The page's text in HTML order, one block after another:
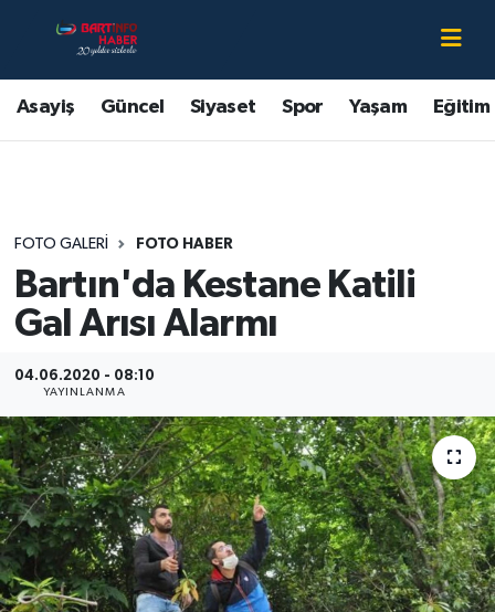
Asayiş Güncel Siyaset Spor Yaşam Eğitim
FOTO GALERI FOTO HABER
Bartın'da Kestane Katili
Gal Arısı Alarmı
04.06.2020 - 08:10
YAYINLANMA
Asayiş
Bartın Hakkında
Eğitim
Ekonomi
Güncel
Kültür-Sanat
Magazin
Medya
Sağlık
Bartın Nöbetçi Eczaneler
Bartın Hava Durumu
Bartın Trafik Yoğunluk Haritası
Süper Lig Puan Durumu ve Fikstür
Tüm Manşetler
Son Dakika Haberleri
Haber Arşivi